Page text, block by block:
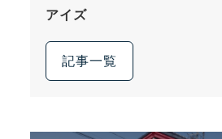
アイズ
記事一覧